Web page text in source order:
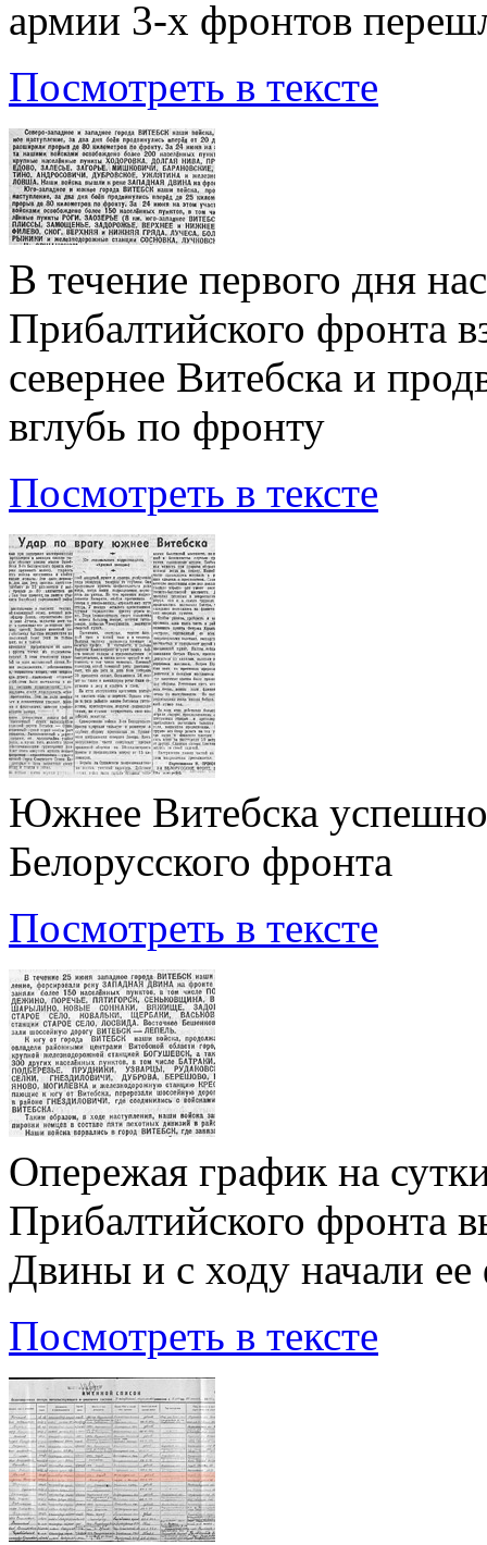
армии 3-х фронтов
Посмотреть в тексте
В течение первого дня
Прибалтийского фронта
севернее Витебска и
вглубь по фронту
Посмотреть в тексте
Южнее Витебска успешно
Белорусского фронта
Посмотреть в тексте
Опережая график на
Прибалтийского фронта
Двины и с ходу начали ее
Посмотреть в тексте